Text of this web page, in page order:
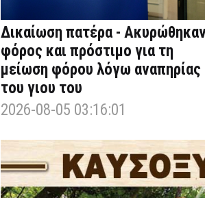
Δικαίωση πατέρα -
φόρος και πρόστιμο για τη
μείωση φόρου λόγω αναπηρίας
του γιου του
2026-08-05 03:16:01